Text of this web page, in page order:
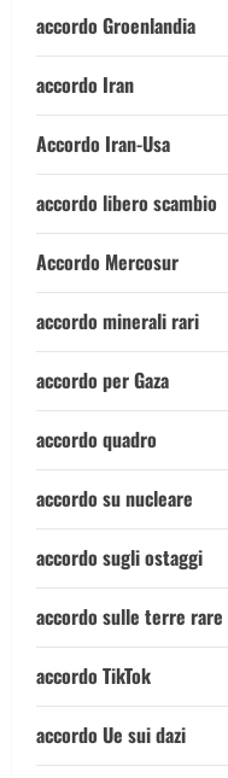
accordo Groenlandia
accordo Iran
Accordo Iran-Usa
accordo libero scambio
Accordo Mercosur
accordo minerali rari
accordo per Gaza
accordo quadro
accordo su nucleare
accordo sugli ostaggi
accordo sulle terre rare
accordo TikTok
accordo Ue sui dazi